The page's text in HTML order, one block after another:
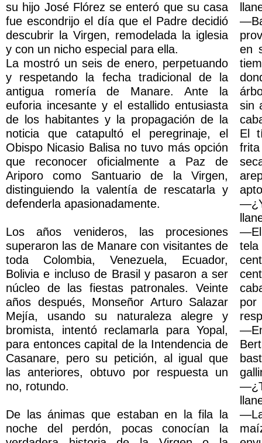
su hijo José Flórez se enteró que su casa
fue escondrijo el día que el Padre decidió
descubrir la Virgen, remodelada la iglesia
y con un nicho especial para ella.
La mostró un seis de enero, perpetuando
y respetando la fecha tradicional de la
antigua romería de Manare. Ante la
euforia incesante y el estallido entusiasta
de los habitantes y la propagación de la
noticia que catapultó el peregrinaje, el
Obispo Nicasio Balisa no tuvo más opción
que reconocer oficialmente a Paz de
Ariporo como Santuario de la Virgen,
distinguiendo la valentía de rescatarla y
defenderla apasionadamente.
Los años venideros, las procesiones
superaron las de Manare con visitantes de
toda Colombia, Venezuela, Ecuador,
Bolivia e incluso de Brasil y pasaron a ser
núcleo de las fiestas patronales. Veinte
años después, Monseñor Arturo Salazar
Mejía, usando su naturaleza alegre y
bromista, intentó reclamarla para Yopal,
para entonces capital de la Intendencia de
Casanare, pero su petición, al igual que
las anteriores, obtuvo por respuesta un
no, rotundo.
De las ánimas que estaban en la fila la
noche del perdón, pocas conocían la
en
sin
El
—El
tela